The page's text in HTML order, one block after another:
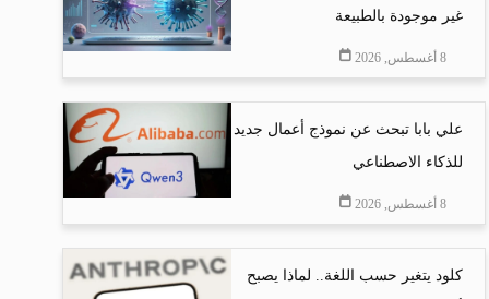
غير موجودة بالطبيعة
8 أغسطس, 2026
علي بابا تبحث عن نموذج أعمال جديد
للذكاء الاصطناعي
8 أغسطس, 2026
كلود يتغير حسب اللغة.. لماذا يصبح